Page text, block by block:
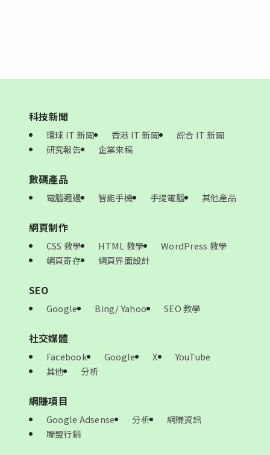
科技新聞
環球 IT 新聞 香港 IT 新聞
綜合 IT 新聞
研究報告
企業來稿
數碼產品
電腦週邊 智能手機 手提電腦 其他產品
網頁制作
CSS 教學 HTML 教學
WordPress 教學
網頁寄存
網頁界面設計
SEO
Google Bing/ Yahoo SEO 教學
社交媒體
Facebook Google X
YouTube
其他
分析
網賺項目
Google Adsense 分析
網賺資訊
聯盟行銷